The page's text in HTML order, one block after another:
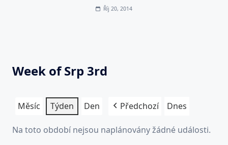
Říj 20, 2014
Week of Srp 3rd
Měsíc Týden Den Předchozí Dnes
Na toto období nejsou naplánovány žádné události.